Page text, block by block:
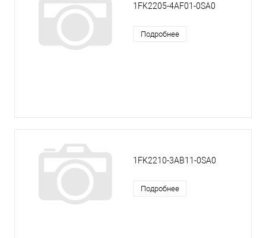
1FK2205-4AF01-0SA0
Подробнее
1FK2210-3AB11-0SA0
Подробнее